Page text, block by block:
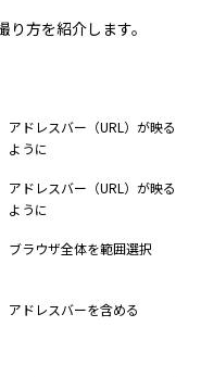
方を紹介します。
アドレスバー（URL）が映る
ように
アドレスバー（URL）が映る
ように
ブラウザ全体を範囲選択
アドレスバーを含める